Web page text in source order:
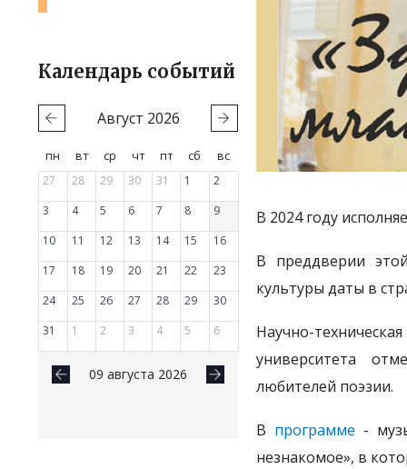
Календарь событий
Август 2026
пн вт ср чт пт сб
вс
27
28 29 30 31 1
2
3
4 5 6 7 8
9
10
11 12 13 14 15
16
17
18 19 20 21 22
23
24
25 26 27 28 29
30
31
1 2 3 4 5 6
09 августа 2026
В 2024 году
В преддверии
культуры даты в
Научно-
университета
любителей поэзии.
В программе -
незнакомое», в